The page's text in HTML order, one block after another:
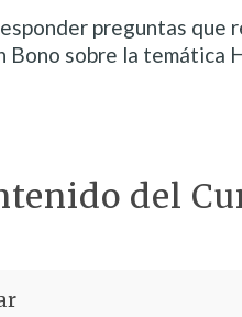
preguntas que
Bono sobre la temática
del